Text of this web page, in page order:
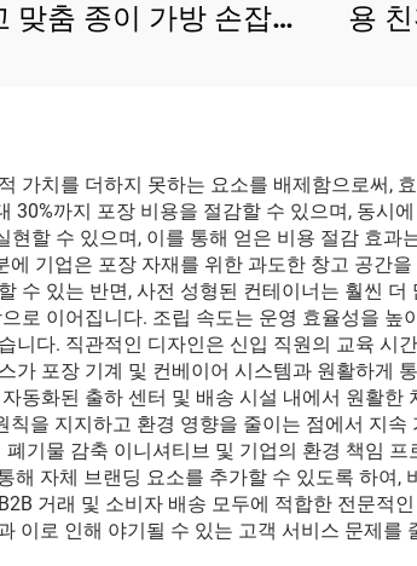
맞춤 종이 가방 손잡이
용
가치를 더하지 못하는 요소를 배제함으로써,
까지 포장 비용을 절감할 수 있으며, 동시
할 수 있으며, 이를 통해 얻은 비용 절감 효과
기업은 포장 자재를 위한 과도한 창고 공간
수 있는 반면, 사전 성형된 컨테이너는 훨씬 더
로 이어집니다. 조립 속도는 운영 효율성을 높
다. 직관적인 디자인은 신입 직원의 교육 시
포장 기계 및 컨베이어 시스템과 원활하게
동화된 출하 센터 및 배송 시설 내에서 원활한
을 지지하고 환경 영향을 줄이는 점에서 지속
기물 감축 이니셔티브 및 기업의 환경 책임
자체 브랜딩 요소를 추가할 수 있도록 하여,
거래 및 소비자 배송 모두에 적합한 전문적
이로 인해 야기될 수 있는 고객 서비스 문제를